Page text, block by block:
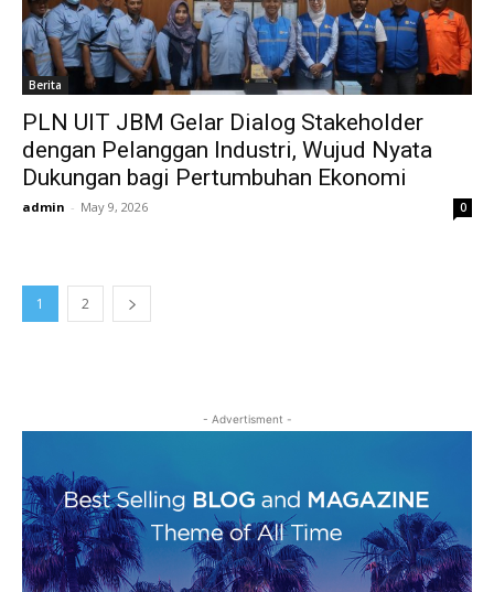
Berita
PLN UIT JBM Gelar Dialog Stakeholder
dengan Pelanggan Industri, Wujud Nyata
Dukungan bagi Pertumbuhan Ekonomi
admin - May 9, 2026 0
1 2
- Advertisment -